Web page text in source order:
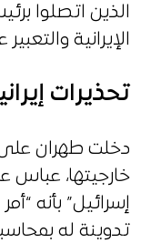
الذين اتصلوا
الإيرانية
تحذيرات
دخلت طهران على
خارجيتها، عباس
إسرائيل” بأنه
تدوينة له